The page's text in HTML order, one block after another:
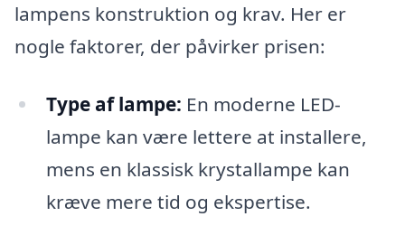
lampens konstruktion og krav. Her er
nogle faktorer, der påvirker prisen:
Type af lampe: En moderne LED-
lampe kan være lettere at installere,
mens en klassisk krystallampe kan
kræve mere tid og ekspertise.